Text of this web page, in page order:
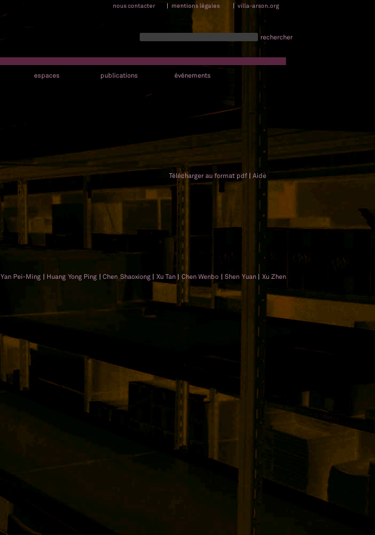
nous contacter | mentions légales | villa-arson.org
rechercher
espaces publications événements
Télécharger au format pdf | Aide
Yan Pei-Ming | Huang Yong Ping |Chen Shaoxiong |Xu Tan | Chen Wenbo |Shen Yuan | Xu Zhen